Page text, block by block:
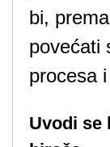
bi,
povećati
procesa
Uvodi se